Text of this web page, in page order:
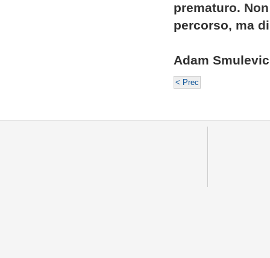
prematuro.
percorso, ma
Adam
< Prec